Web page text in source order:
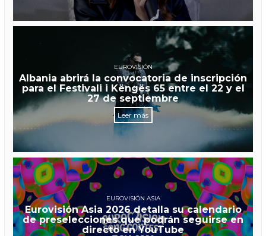
EUROVISIÓN
Albania abrirá la convocatoria de inscripción
para el Festivali i Këngës 65 entre el 22 y el
27 de septiembre
Leer más
EUROVISIÓN ASIA
Eurovisión Asia 2026 detalla su calendario
de preselecciones que podrán seguirse en
directo en YouTube